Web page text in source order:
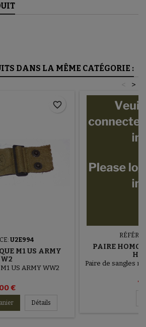
DANS LA MÊME CATÉGORIE :
>
<
U2E994
M1 US ARMY
US ARMY WW2
€
Détails
favorite_border
PAIRE
Paire de sangles